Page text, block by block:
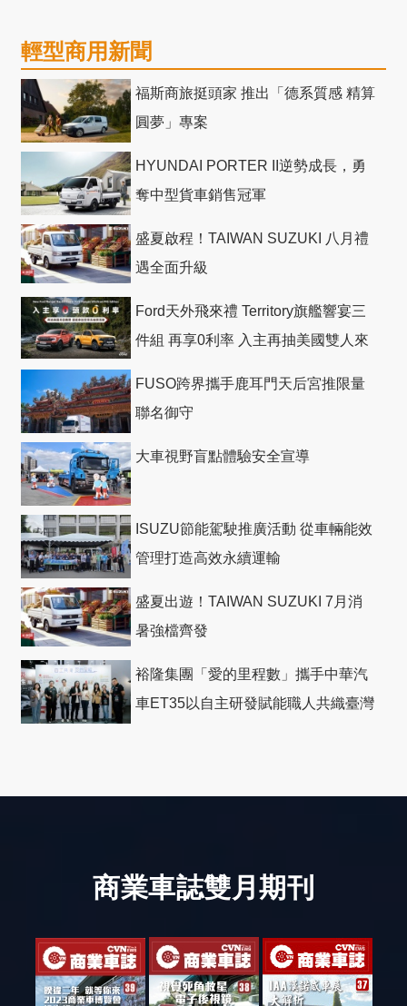
輕型商用新聞
福斯商旅挺頭家 推出「德系質感 精算
圓夢」專案
HYUNDAI PORTER II逆勢成長，勇
奪中型貨車銷售冠軍
盛夏啟程！TAIWAN SUZUKI 八月禮
遇全面升級
Ford天外飛來禮 Territory旗艦響宴三
件組 再享0利率 入主再抽美國雙人來
FUSO跨界攜手鹿耳門天后宮推限量
聯名御守
大車視野盲點體驗安全宣導
ISUZU節能駕駛推廣活動 從車輛能效
管理打造高效永續運輸
盛夏出遊！TAIWAN SUZUKI 7月消
暑強檔齊發
裕隆集團「愛的里程數」攜手中華汽
車ET35以自主研發賦能職人共織臺灣
商業車誌雙月期刊